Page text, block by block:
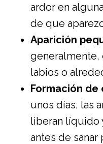
ardor en
de que
Aparición
generalmente,
labios o
Formación de
unos días, las
liberan líquido
antes de